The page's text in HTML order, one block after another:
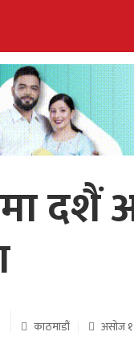
दशैं
काठमाडौं असोज